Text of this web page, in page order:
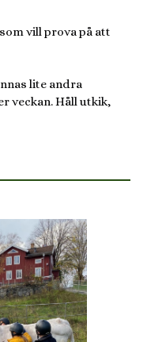
vill prova på att
lite andra
veckan. Håll utkik,